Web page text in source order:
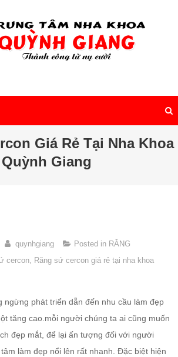
Giá Rẻ Tại Nha Khoa
Quỳnh Giang
quynhgiang Posted in RĂNG
cercon, Răng sứ cercon giá rẻ tại nha khoa
ngừng phát triển dẫn đến nhu cầu làm đẹp
tăng cao.mỗi người chúng ta ai cũng muốn
đẹp mắt, để lại ấn tượng đối với người
làm đẹp nổi lên rất nhanh. Đặc biệt hiện